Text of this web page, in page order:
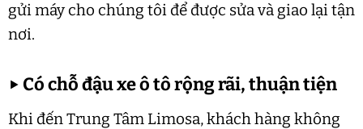
gửi máy cho chúng tôi để được sửa và giao lại tận
nơi.
▶ Có chỗ đậu xe ô tô rộng rãi, thuận tiện
Khi đến Trung Tâm Limosa, khách hàng không